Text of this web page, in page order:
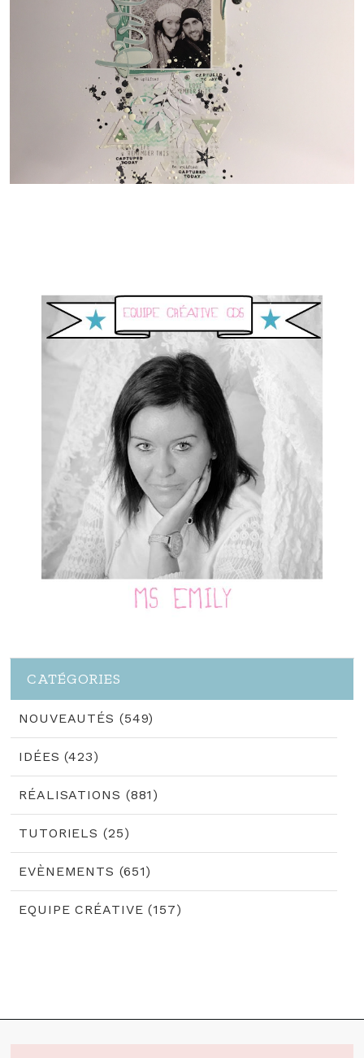
CATÉGORIES
NOUVEAUTÉS (549)
IDÉES (423)
RÉALISATIONS (881)
TUTORIELS (25)
EVÈNEMENTS (651)
EQUIPE CRÉATIVE (157)